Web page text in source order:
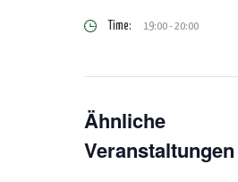
Time: 19:00 - 20:00
Ähnliche
Veranstaltungen